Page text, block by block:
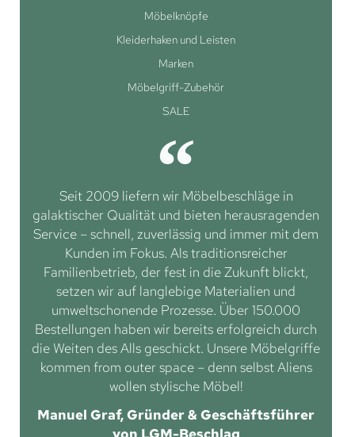
Möbelknöpfe
Kleiderhaken und Leisten
Marken
Möbelgriff-Zubehör
SALE
Seit 2009 liefern wir Möbelbeschläge in
galaktischer Qualität und bieten herausragenden
Service – schnell, zuverlässig und immer mit dem
Kunden im Fokus. Als traditionsreicher
Familienbetrieb, der fest in die Zukunft blickt,
setzen wir auf langlebige Materialien und
umweltschonende Prozesse. Über 150.000
Bestellungen haben wir bereits erfolgreich durch
die Weiten des Alls geschickt. Unsere Möbelgriffe
kommen from outer space – denn selbst Aliens
wollen stylische Möbel!
Manuel Graf, Gründer & Geschäftsführer